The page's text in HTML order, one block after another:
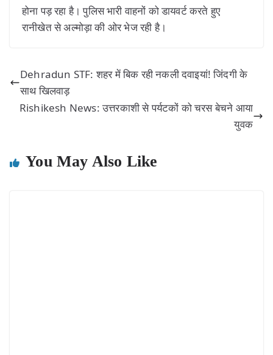
होना पड़ रहा है। पुलिस भारी वाहनों को डायवर्ट करते हुए
रानीखेत से अल्मोड़ा की ओर भेज रही है।
Dehradun STF: शहर में बिक रही नकली दवाइयां! जिंदगी के
साथ खिलवाड़
Rishikesh News: उत्तरकाशी से पर्यटकों को चरस बेचने आया
युवक
You May Also Like